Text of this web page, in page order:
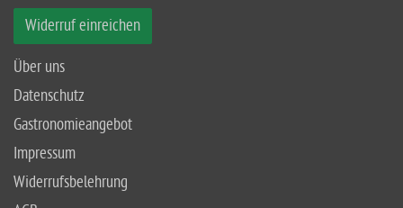
Widerruf einreichen
Über uns
Datenschutz
Gastronomieangebot
Impressum
Widerrufsbelehrung